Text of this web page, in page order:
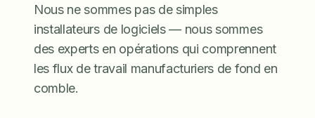
Nous ne sommes pas de simples
installateurs de logiciels — nous sommes
des experts en opérations qui comprennent
les flux de travail manufacturiers de fond en
comble.